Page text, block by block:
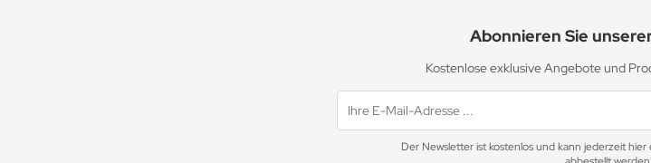
Abonnieren Sie
Kostenlose exklusive Angebote und
Der Newsletter ist kostenlos und kann jederzeit